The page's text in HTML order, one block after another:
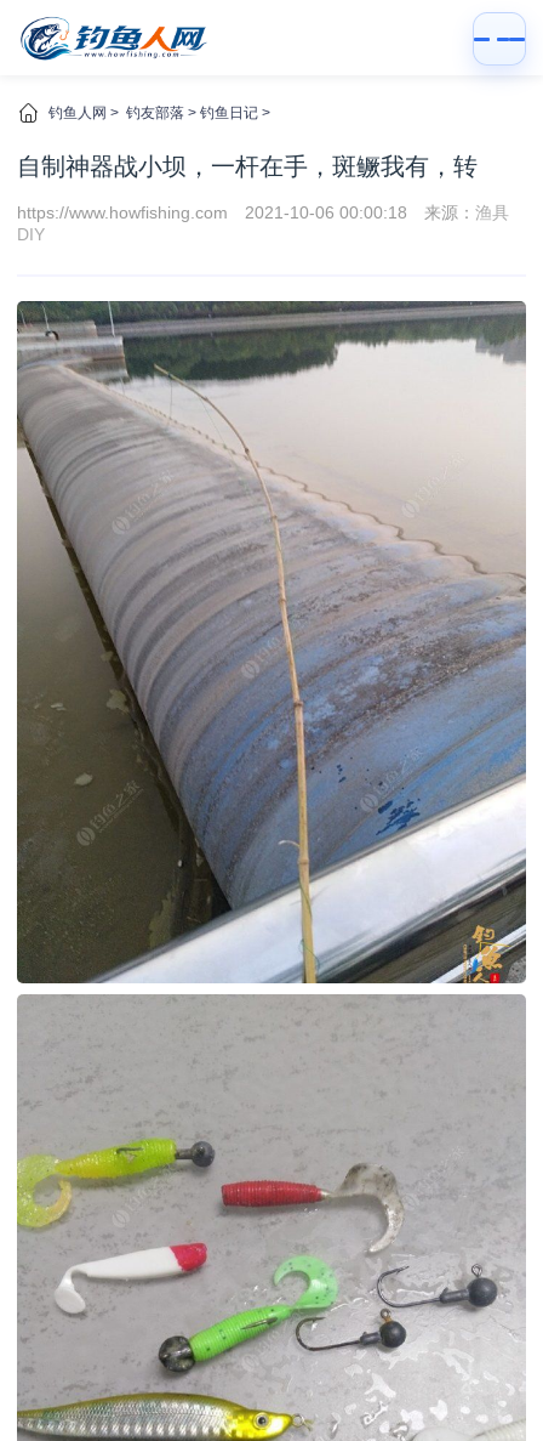
钓鱼人网 > 钓友部落 > 钓鱼日记 >
自制神器战小坝，一杆在手，斑鳜我有，转
https://www.howfishing.com 2021-10-06 00:00:18 来源： 渔具
DIY